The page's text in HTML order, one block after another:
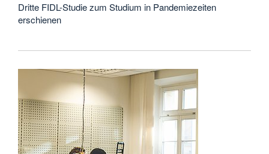
Dritte FIDL-Studie zum Studium in Pandemiezeiten
erschienen